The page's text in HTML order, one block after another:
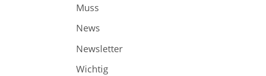
Muss
News
Newsletter
Wichtig